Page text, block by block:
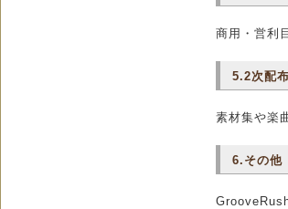
商用・営利
5.2次配
素材集や楽
6.その他